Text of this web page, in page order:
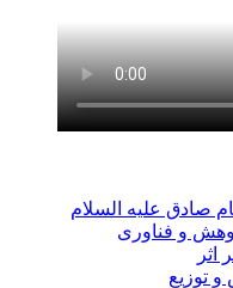
صادق علیه السلام
و فناوری
اثر
توزیع